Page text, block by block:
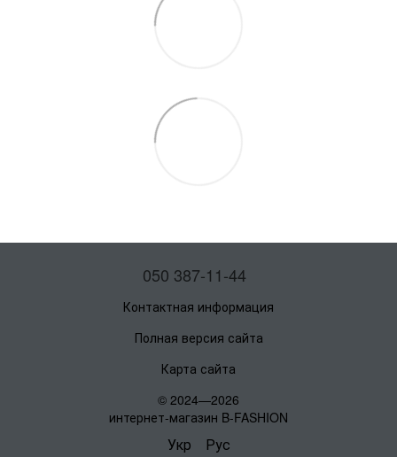
050 387-11-44
Контактная информация
Полная версия сайта
Карта сайта
© 2024—2026
интернет-магазин B-FASHION
Укр Рус